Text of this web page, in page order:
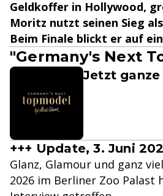
Geldkoffer in Hollywood,
Moritz nutzt seinen Sieg
Beim Finale blickt er auf
"Germany's Next
Jetzt
+++ Update, 3. Juni
Glanz, Glamour und ganz
2026 im Berliner Zoo Palast